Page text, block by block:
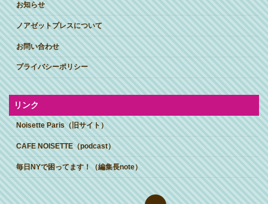
お知らせ
ノアゼットプレスについて
お問い合わせ
プライバシーポリシー
リンク
Noisette Paris（旧サイト）
CAFE NOISETTE（podcast）
毎日NYで困ってます！（編集長note）